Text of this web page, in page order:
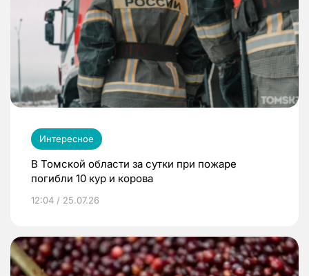
Интересное
В Томской области за сутки при пожаре
погибли 10 кур и корова
12:04 / 25.07.26